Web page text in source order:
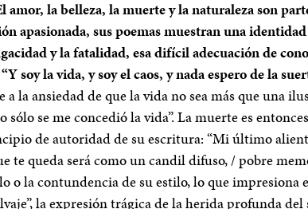
amor, la belleza, la muerte y la naturaleza son
apasionada, sus poemas muestran una
y la fatalidad, esa difícil adecuación de
soy la vida, y soy el caos, y nada espero de la
a la ansiedad de que la vida no sea más que una
sólo se me concedió la vida”. La muerte es
de autoridad de su escritura: “Mi último
te queda será como un candil difuso, / pobre
o la contundencia de su estilo, lo que impresiona
la expresión trágica de la herida profunda del